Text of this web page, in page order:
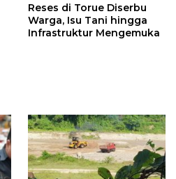
Reses di Torue Diserbu
Warga, Isu Tani hingga
Infrastruktur Mengemuka